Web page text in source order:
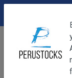
Dulce de batata
DEVOLUCIONES